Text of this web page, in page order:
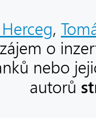
,
o
nebo
autorů